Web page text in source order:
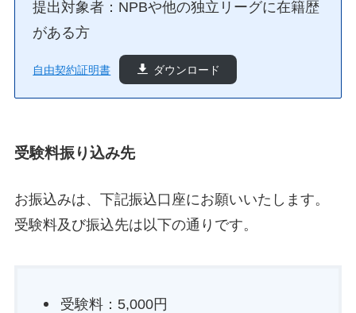
提出対象者：NPBや他の独立リーグに在籍歴
がある方
自由契約証明書 ダウンロード
受験料振り込み先
お振込みは、下記振込口座にお願いいたします。
受験料及び振込先は以下の通りです。
受験料：5,000円